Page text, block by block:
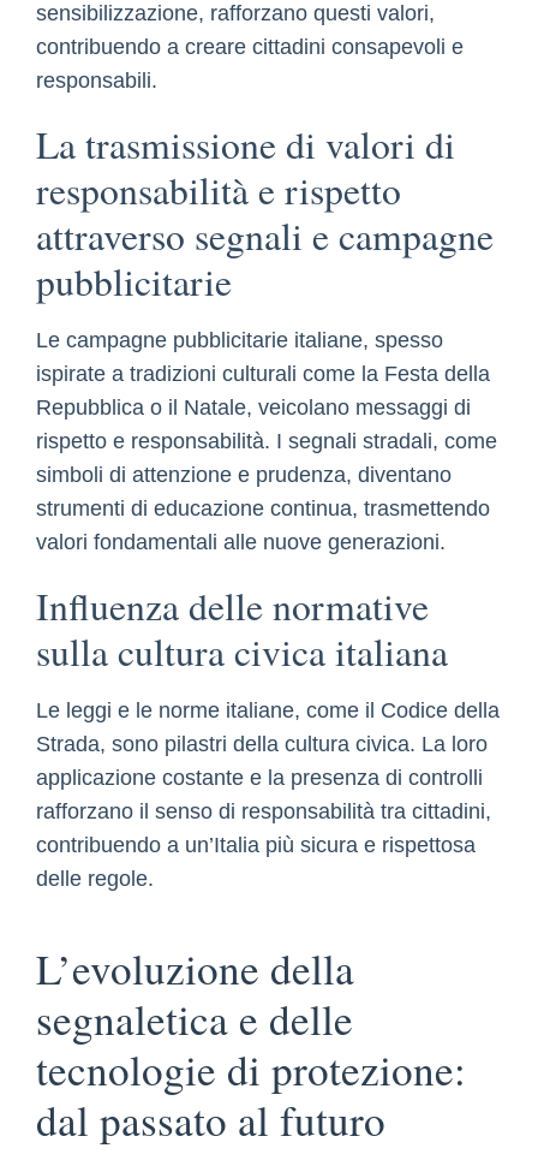
sensibilizzazione, rafforzano questi valori,
contribuendo a creare cittadini consapevoli e
responsabili.
La trasmissione di valori di
responsabilità e rispetto
attraverso segnali e campagne
pubblicitarie
Le campagne pubblicitarie italiane, spesso
ispirate a tradizioni culturali come la Festa della
Repubblica o il Natale, veicolano messaggi di
rispetto e responsabilità. I segnali stradali, come
simboli di attenzione e prudenza, diventano
strumenti di educazione continua, trasmettendo
valori fondamentali alle nuove generazioni.
Influenza delle normative
sulla cultura civica italiana
Le leggi e le norme italiane, come il Codice della
Strada, sono pilastri della cultura civica. La loro
applicazione costante e la presenza di controlli
rafforzano il senso di responsabilità tra cittadini,
contribuendo a un’Italia più sicura e rispettosa
delle regole.
L’evoluzione della
segnaletica e delle
tecnologie di protezione:
dal passato al futuro